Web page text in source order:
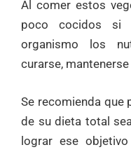
Al comer estos
poco cocidos si
organismo los
curarse,
Se recomienda que
de su dieta total
lograr ese